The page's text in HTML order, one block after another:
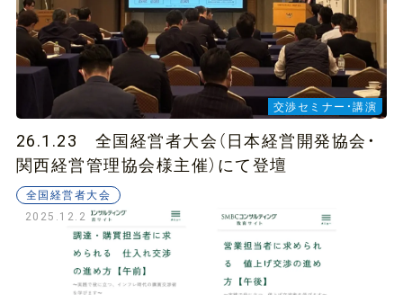
交渉セミナー・講演
26.1.23 全国経営者大会（日本経営開発協会・
関西経営管理協会様主催）にて登壇
全国経営者大会
2025.12.2